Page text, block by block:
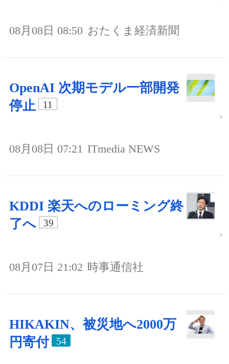
08月08日 08:50 おたくま経済新聞
OpenAI 次期モデル一部開発
停止
11
08月08日 07:21 ITmedia NEWS
KDDI 楽天へのローミング終
了へ
39
08月07日 21:02 時事通信社
HIKAKIN、被災地へ2000万
円寄付
54